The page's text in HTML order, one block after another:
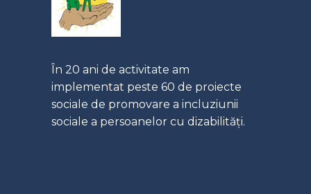
În 20 ani de activitate am
implementat peste 60 de proiecte
sociale de promovare a incluziunii
sociale a persoanelor cu dizabilități.